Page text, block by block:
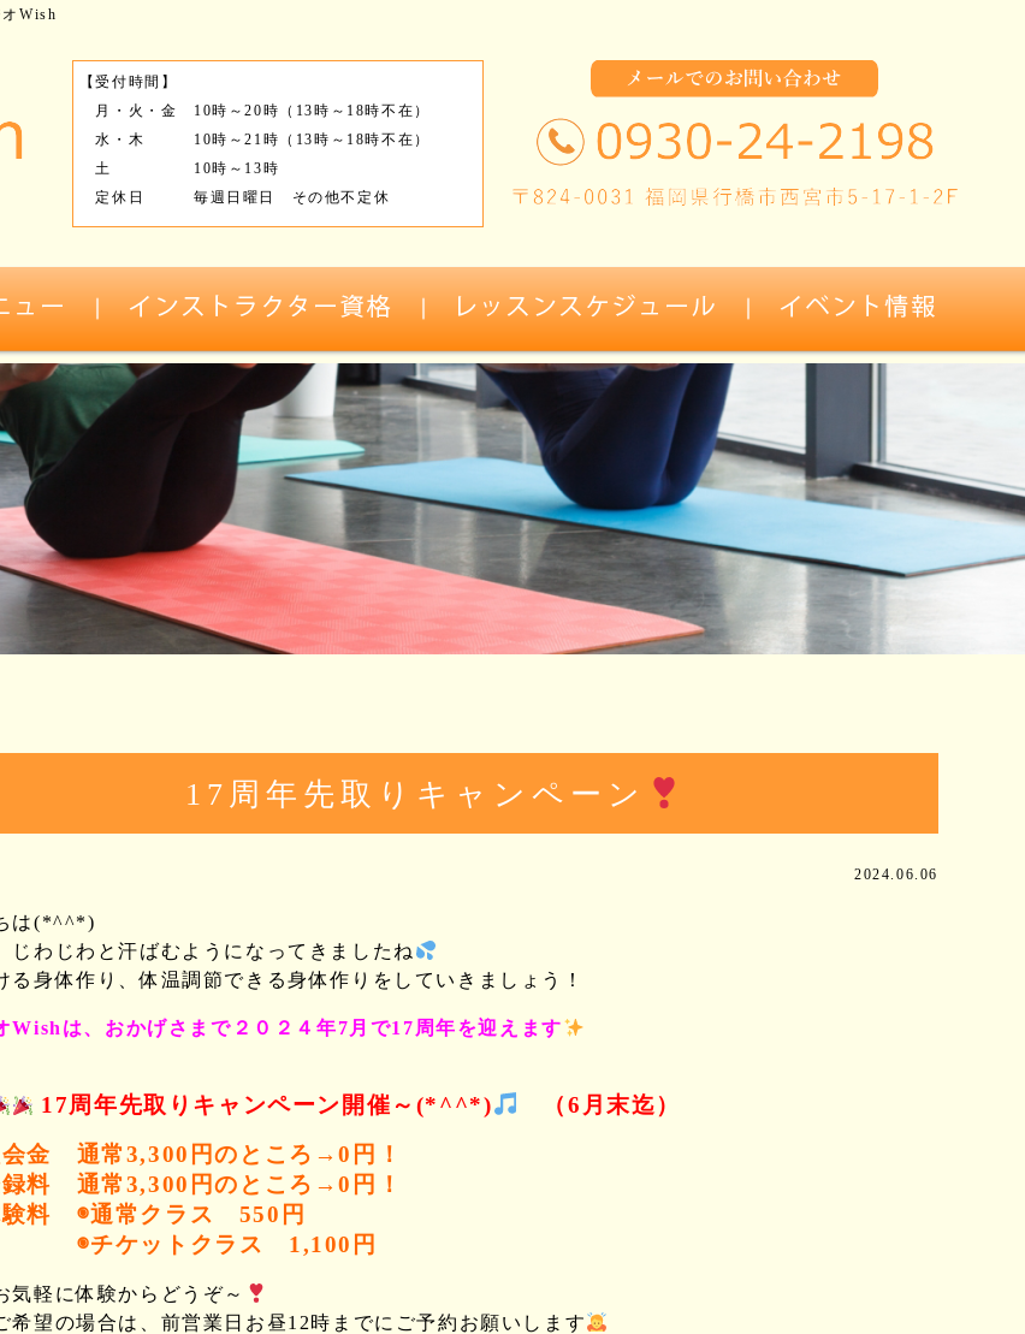
Wish
【受付時間】
月・火・金 10時～20時（13時～18時不在）
水・木 10時～21時（13時～18時不在）
土 10時～13時
定休日 毎週日曜日 その他不定休
17周年先取りキャンペーン
2024.06.06
は(*^^*)
じわじわと汗ばむようになってきましたね
る身体作り、体温調節できる身体作りをしていきましょう！
Wishは、おかげさまで２０２４年7月で17周年を迎えます
17周年先取りキャンペーン開催～(*^^*)
（6月末迄）
金 通常3,300円のところ→0円！
料 通常3,300円のところ→0円！
料 ◉通常クラス 550円
ットクラス 1,100円
気軽に体験からどうぞ～
希望の場合は、前営業日お昼12時までにご予約お願いします